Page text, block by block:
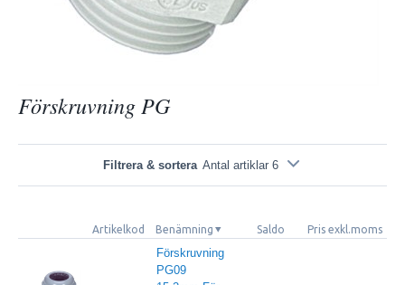
Förskruvning PG
Filtrera & sortera Antal artiklar 6
Artikelkod Benämning Saldo Pris exkl.moms
Förskruvning
PG09